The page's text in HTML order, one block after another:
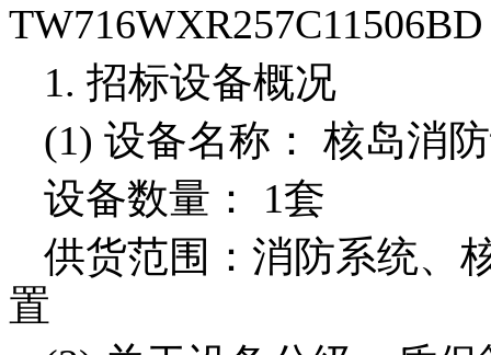
TW716WXR257C11506BD
1. 招标设备概况
(1) 设备名称： 核岛消
设备数量：
1套
供货范围：消防系统、
置